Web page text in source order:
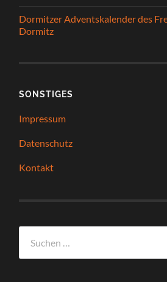
Dormitzer Adventskalender des
Dormitz
SONSTIGES
Impressum
Datenschutz
Kontakt
nach: